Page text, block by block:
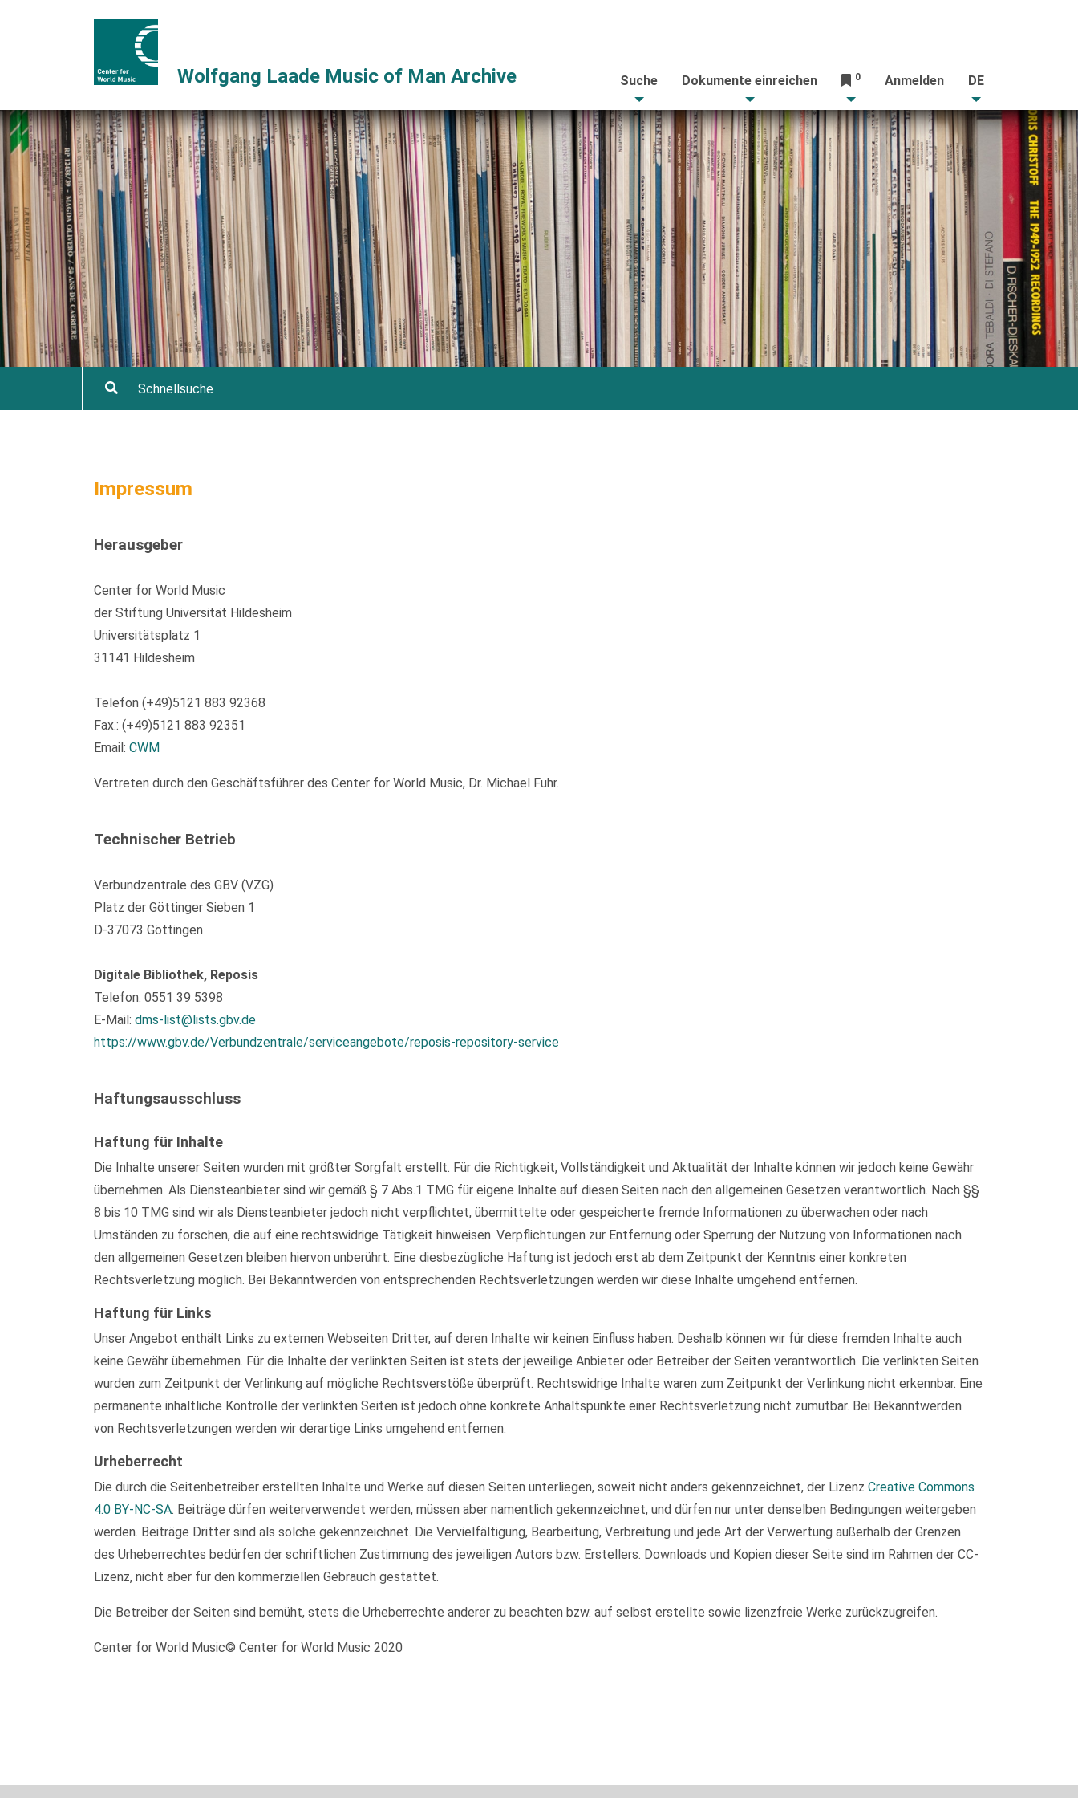
Wolfgang Laade Music of Man Archive Suche Dokumente einreichen 0 Anmelden DE
Impressum
Herausgeber
Center for World Music
der Stiftung Universität Hildesheim
Universitätsplatz 1
31141 Hildesheim
Telefon (+49)5121 883 92368
Fax.: (+49)5121 883 92351
Email: CWM
Vertreten durch den Geschäftsführer des Center for World Music, Dr. Michael Fuhr.
Technischer Betrieb
Verbundzentrale des GBV (VZG)
Platz der Göttinger Sieben 1
D-37073 Göttingen
Digitale Bibliothek, Reposis
Telefon: 0551 39 5398
E-Mail: dms-list@lists.gbv.de
https://www.gbv.de/Verbundzentrale/serviceangebote/reposis-repository-service
Haftungsausschluss
Haftung für Inhalte
Die Inhalte unserer Seiten wurden mit größter Sorgfalt erstellt. Für die Richtigkeit, Vollständigkeit und Aktualität der Inhalte können wir jedoch keine Gewähr
übernehmen. Als Diensteanbieter sind wir gemäß § 7 Abs.1 TMG für eigene Inhalte auf diesen Seiten nach den allgemeinen Gesetzen verantwortlich. Nach §§
8 bis 10 TMG sind wir als Diensteanbieter jedoch nicht verpflichtet, übermittelte oder gespeicherte fremde Informationen zu überwachen oder nach
Umständen zu forschen, die auf eine rechtswidrige Tätigkeit hinweisen. Verpflichtungen zur Entfernung oder Sperrung der Nutzung von Informationen nach
den allgemeinen Gesetzen bleiben hiervon unberührt. Eine diesbezügliche Haftung ist jedoch erst ab dem Zeitpunkt der Kenntnis einer konkreten
Rechtsverletzung möglich. Bei Bekanntwerden von entsprechenden Rechtsverletzungen werden wir diese Inhalte umgehend entfernen.
Haftung für Links
Unser Angebot enthält Links zu externen Webseiten Dritter, auf deren Inhalte wir keinen Einfluss haben. Deshalb können wir für diese fremden Inhalte auch
keine Gewähr übernehmen. Für die Inhalte der verlinkten Seiten ist stets der jeweilige Anbieter oder Betreiber der Seiten verantwortlich. Die verlinkten Seiten
wurden zum Zeitpunkt der Verlinkung auf mögliche Rechtsverstöße überprüft. Rechtswidrige Inhalte waren zum Zeitpunkt der Verlinkung nicht erkennbar. Eine
permanente inhaltliche Kontrolle der verlinkten Seiten ist jedoch ohne konkrete Anhaltspunkte einer Rechtsverletzung nicht zumutbar. Bei Bekanntwerden
von Rechtsverletzungen werden wir derartige Links umgehend entfernen.
Urheberrecht
Die durch die Seitenbetreiber erstellten Inhalte und Werke auf diesen Seiten unterliegen, soweit nicht anders gekennzeichnet, der Lizenz Creative Commons
4.0 BY-NC-SA. Beiträge dürfen weiterverwendet werden, müssen aber namentlich gekennzeichnet, und dürfen nur unter denselben Bedingungen weitergeben
werden. Beiträge Dritter sind als solche gekennzeichnet. Die Vervielfältigung, Bearbeitung, Verbreitung und jede Art der Verwertung außerhalb der Grenzen
des Urheberrechtes bedürfen der schriftlichen Zustimmung des jeweiligen Autors bzw. Erstellers. Downloads und Kopien dieser Seite sind im Rahmen der CC-
Lizenz, nicht aber für den kommerziellen Gebrauch gestattet.
Die Betreiber der Seiten sind bemüht, stets die Urheberrechte anderer zu beachten bzw. auf selbst erstellte sowie lizenzfreie Werke zurückzugreifen.
Center for World Music© Center for World Music 2020